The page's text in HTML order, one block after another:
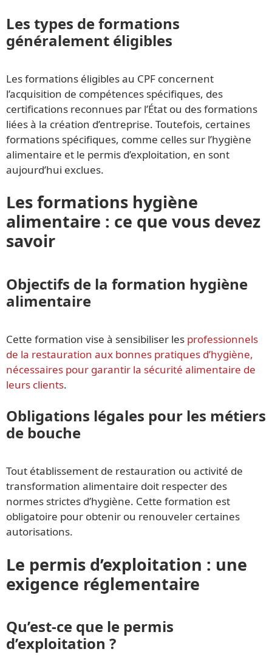
Les types de formations
généralement éligibles
Les formations éligibles au CPF concernent
l’acquisition de compétences spécifiques, des
certifications reconnues par l’État ou des formations
liées à la création d’entreprise. Toutefois, certaines
formations spécifiques, comme celles sur l’hygiène
alimentaire et le permis d’exploitation, en sont
aujourd’hui exclues.
Les formations hygiène
alimentaire : ce que vous devez
savoir
Objectifs de la formation hygiène
alimentaire
Cette formation vise à sensibiliser les professionnels
de la restauration aux bonnes pratiques d’hygiène,
nécessaires pour garantir la sécurité alimentaire de
leurs clients.
Obligations légales pour les métiers
de bouche
Tout établissement de restauration ou activité de
transformation alimentaire doit respecter des
normes strictes d’hygiène. Cette formation est
obligatoire pour obtenir ou renouveler certaines
autorisations.
Le permis d’exploitation : une
exigence réglementaire
Qu’est-ce que le permis
d’exploitation ?